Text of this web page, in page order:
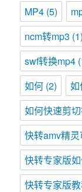
MP4 (5)
ncm转mp3 (1)
swf转换mp4
如何 (2) 如
如何快速剪切
快转amv精
快转专家版
快转专家版